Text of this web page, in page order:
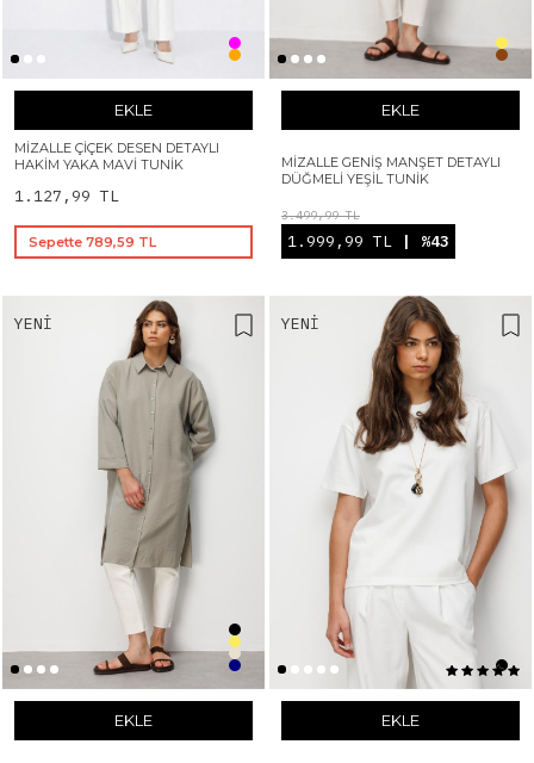
EKLE
MIZALLE ÇIÇEK DESEN DETAYLI
HAKIM YAKA MAVI TUNIK
1.127,99 TL
Sepette 789,59 TL
EKLE
MIZALLE GENIŞ MANŞET DETAYLI
DÜĞMELI YEŞIL TUNIK
3.499,99 TL
1.999,99 TL | %43
YENI
EKLE
YENI
EKLE